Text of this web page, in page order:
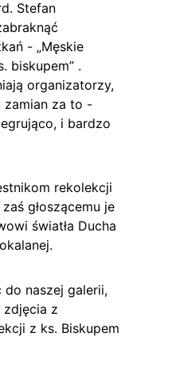
Stefan
- „Męskie
biskupem” .
organizatorzy,
zamian za to -
i bardzo
rekolekcji
głoszącemu je
światła Ducha
do naszej galerii,
z
z ks. Biskupem